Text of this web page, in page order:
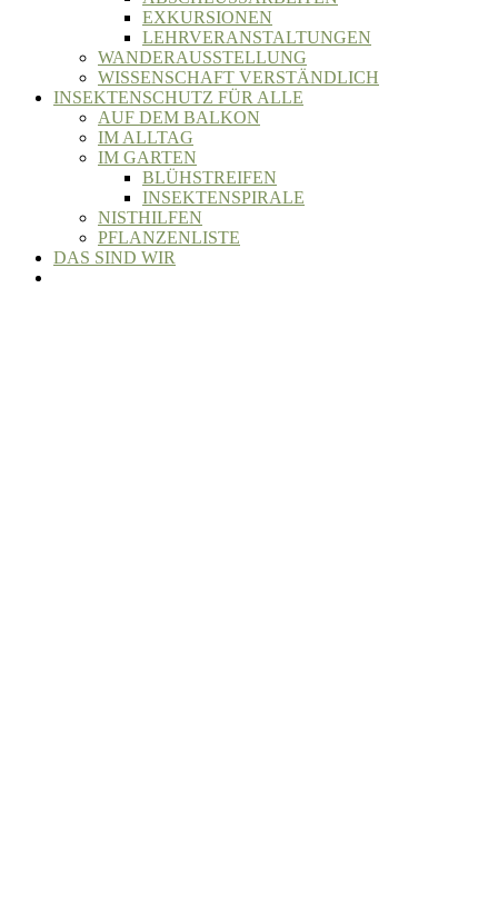
EXKURSIONEN
LEHRVERANSTALTUNGEN
WANDERAUSSTELLUNG
WISSENSCHAFT VERSTÄNDLICH
INSEKTENSCHUTZ FÜR ALLE
AUF DEM BALKON
IM ALLTAG
IM GARTEN
BLÜHSTREIFEN
INSEKTENSPIRALE
NISTHILFEN
PFLANZENLISTE
DAS SIND WIR